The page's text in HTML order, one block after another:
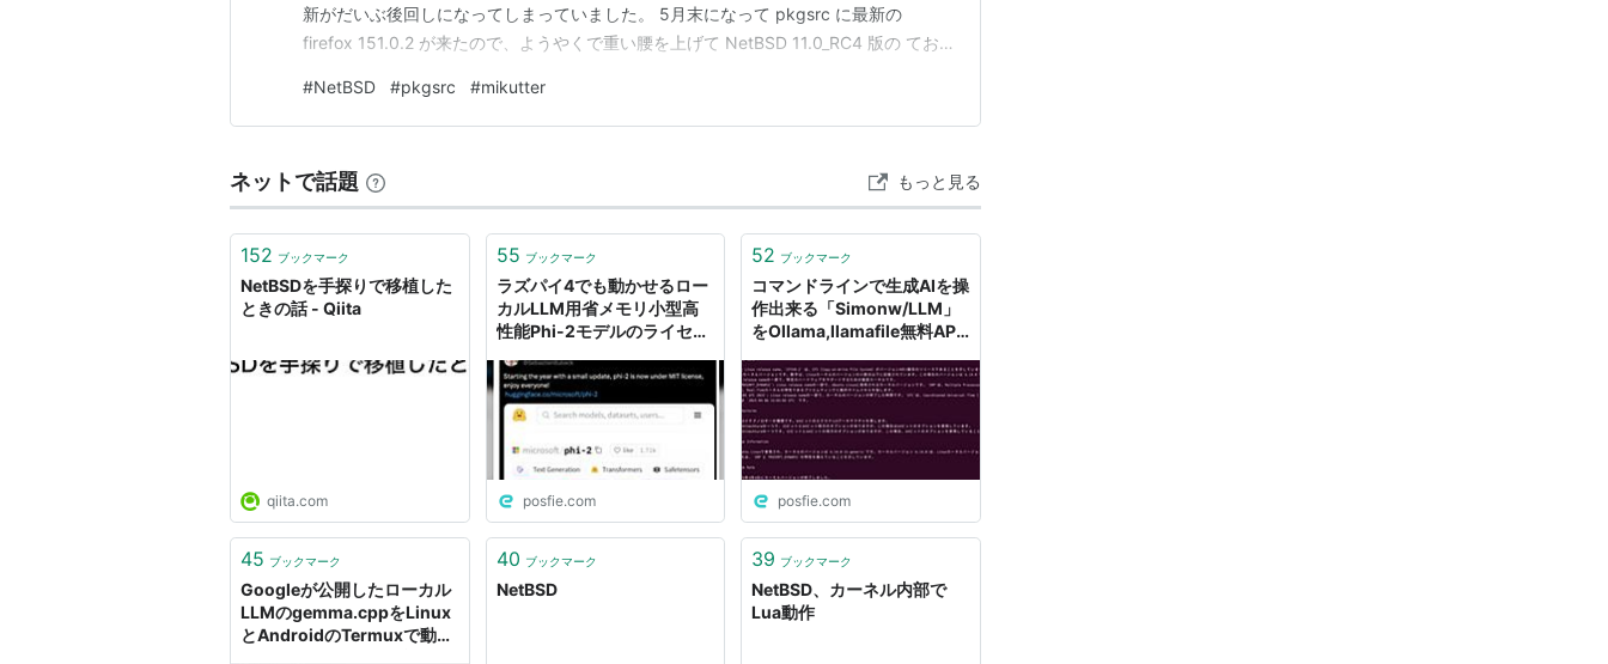
新がだいぶ後回しになってしまっていました。 5月末になって pkgsrc に最新の
firefox 151.0.2 が来たので、ようやくで重い腰を上げて NetBSD 11.0_RC4 版の ておく
#NetBSD #pkgsrc #mikutter
ネットで話題 もっと見る
152 ブックマーク
NetBSDを手探りで移植した
ときの話 - Qiita
qiita.com
55 ブックマーク
ラズパイ4でも動かせるロー
カルLLM用省メモリ小型高
性能Phi-2モデルのライセン
ンスに変更。これで自由に配
布・改造・商用利用が出来ま
す。llamafile版も公開され
ました。もちろんLinuxでも
NetBSDでも動きます
posfie.com
52 ブックマーク
コマンドラインで生成AIを操
作出来る「Simonw/LLM」
をOllama,llamafile無料API
プ処理やコマンド出力など自
作スクリプトと組み合わせて
日本語で実行。とても素晴ら
しい。NetBSDもOK
posfie.com
45 ブックマーク
Googleが公開したローカル
LLMのgemma.cppをLinux
とAndroidのTermuxで動か
40 ブックマーク
NetBSD
39 ブックマーク
NetBSD、カーネル内部で
Lua動作